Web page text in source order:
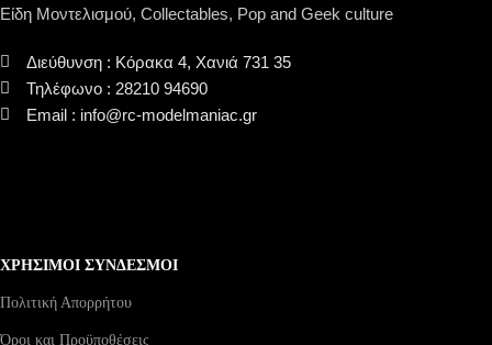
Είδη Μοντελισμού, Collectables, Pop and Geek culture
Διεύθυνση : Κόρακα 4, Χανιά 731 35
Τηλέφωνο : 28210 94690
Email : info@rc-modelmaniac.gr
ΧΡΗΣΙΜΟΙ ΣΥΝΔΕΣΜΟΙ
Πολιτική Απορρήτου
Όροι και Προϋποθέσεις